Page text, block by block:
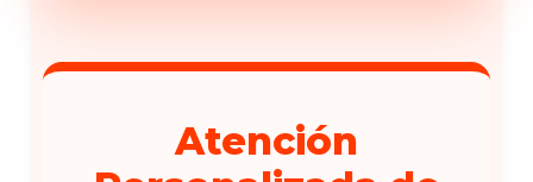
Atención